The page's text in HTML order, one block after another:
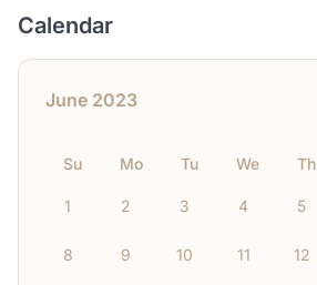
Calendar
June 2023
Su Mo Tu We Th
1 2 3 4 5
8 9 10 11 12